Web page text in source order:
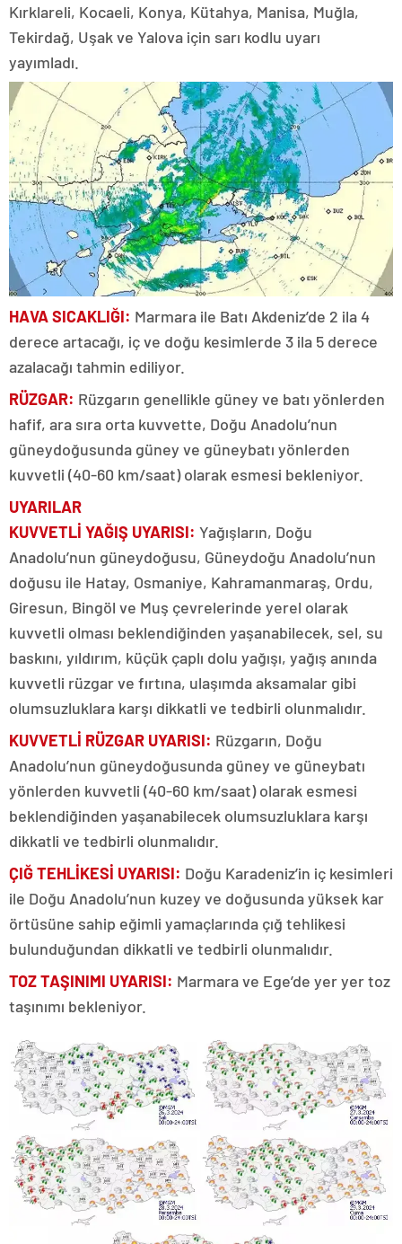
Kırklareli, Kocaeli, Konya, Kütahya, Manisa, Muğla,
Tekirdağ, Uşak ve Yalova için sarı kodlu uyarı
yayımladı.
HAVA SICAKLIĞI: Marmara ile Batı Akdeniz’de 2 ila 4
derece artacağı, iç ve doğu kesimlerde 3 ila 5 derece
azalacağı tahmin ediliyor.
RÜZGAR: Rüzgarın genellikle güney ve batı yönlerden
hafif, ara sıra orta kuvvette, Doğu Anadolu’nun
güneydoğusunda güney ve güneybatı yönlerden
kuvvetli (40-60 km/saat) olarak esmesi bekleniyor.
UYARILAR
KUVVETLİ YAĞIŞ UYARISI: Yağışların, Doğu
Anadolu’nun güneydoğusu, Güneydoğu Anadolu’nun
doğusu ile Hatay, Osmaniye, Kahramanmaraş, Ordu,
Giresun, Bingöl ve Muş çevrelerinde yerel olarak
kuvvetli olması beklendiğinden yaşanabilecek, sel, su
baskını, yıldırım, küçük çaplı dolu yağışı, yağış anında
kuvvetli rüzgar ve fırtına, ulaşımda aksamalar gibi
olumsuzluklara karşı dikkatli ve tedbirli olunmalıdır.
KUVVETLİ RÜZGAR UYARISI: Rüzgarın, Doğu
Anadolu’nun güneydoğusunda güney ve güneybatı
yönlerden kuvvetli (40-60 km/saat) olarak esmesi
beklendiğinden yaşanabilecek olumsuzluklara karşı
dikkatli ve tedbirli olunmalıdır.
ÇIĞ TEHLİKESİ UYARISI: Doğu Karadeniz’in iç kesimleri
ile Doğu Anadolu’nun kuzey ve doğusunda yüksek kar
örtüsüne sahip eğimli yamaçlarında çığ tehlikesi
bulunduğundan dikkatli ve tedbirli olunmalıdır.
TOZ TAŞINIMI UYARISI: Marmara ve Ege’de yer yer toz
taşınımı bekleniyor.